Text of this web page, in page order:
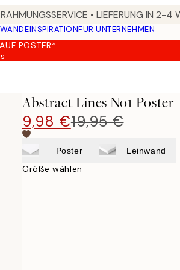
• LIEFERUNG IN 2-4
INSPIRATIONFÜR UNTERNEHMEN
POSTER*
Abstract Lines No1 Poster
9,98 €19,95 €
Poster Leinwand
Größe wählen